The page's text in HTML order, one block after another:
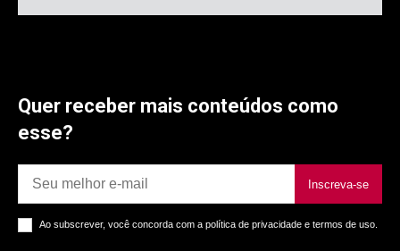
Quer receber mais conteúdos como
esse?
Inscreva-se
Ao subscrever, você concorda com a política de privacidade e termos de uso.